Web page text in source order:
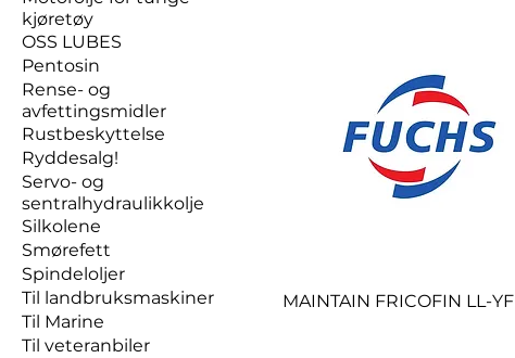
kjøretøy
OSS LUBES
Pentosin
Rense- og
avfettingsmidler
Rustbeskyttelse
Ryddesalg!
Servo- og
sentralhydraulikkolje
Silkolene
Smørefett
Spindeloljer
Til landbruksmaskiner
Til Marine
Til veteranbiler
MAINTAIN FRICOFIN LL-YF